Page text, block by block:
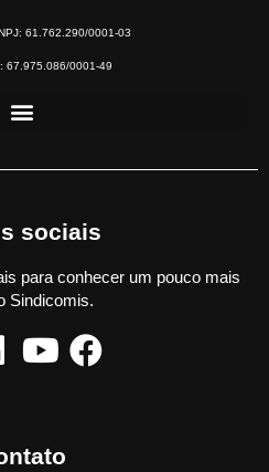
61.762.290/0001-03
67.975.086/0001-49
sociais
para conhecer um pouco mais
Sindicomis.